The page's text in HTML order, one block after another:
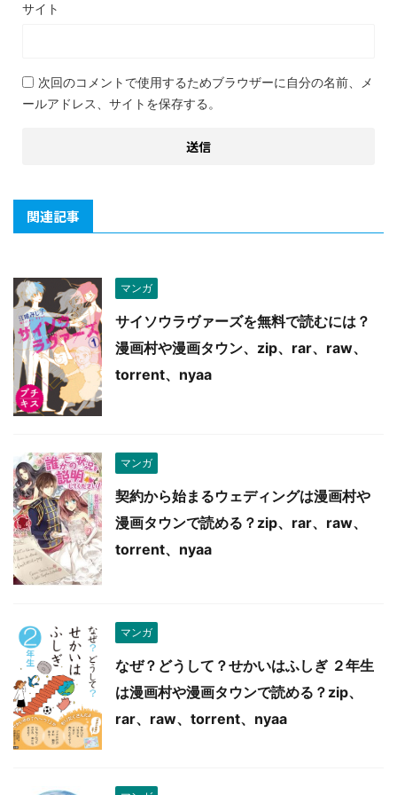
サイト
次回のコメントで使用するためブラウザーに自分の名前、メ
ールアドレス、サイトを保存する。
関連記事
マンガ
サイソウラヴァーズを無料で読むには？
漫画村や漫画タウン、zip、rar、raw、
torrent、nyaa
マンガ
契約から始まるウェディングは漫画村や
漫画タウンで読める？zip、rar、raw、
torrent、nyaa
マンガ
なぜ？どうして？せかいはふしぎ ２年生
は漫画村や漫画タウンで読める？zip、
rar、raw、torrent、nyaa